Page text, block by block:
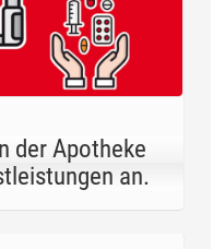
der Apotheke
an.